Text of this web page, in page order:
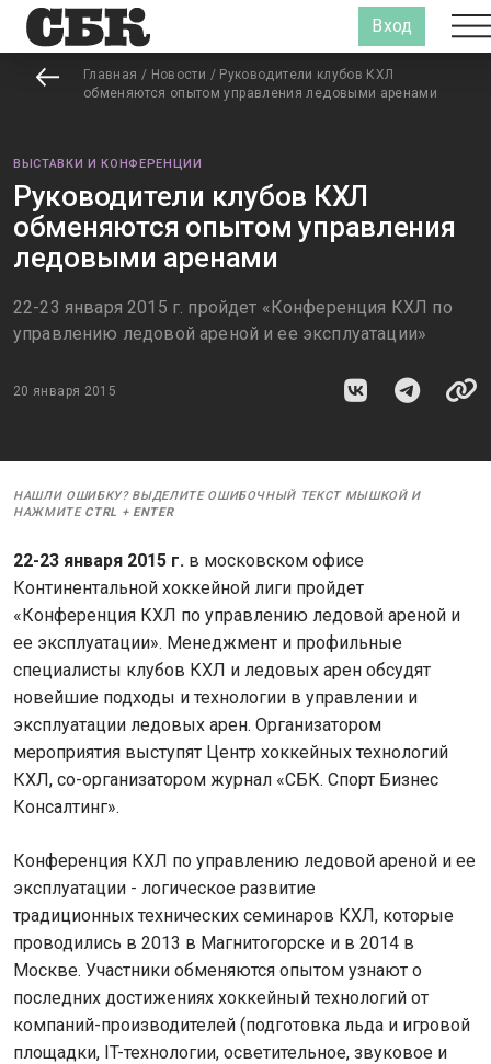
Вход
Главная / Новости / Руководители клубов КХЛ
обменяются опытом управления ледовыми аренами
ВЫСТАВКИ И КОНФЕРЕНЦИИ
Руководители клубов КХЛ
обменяются опытом управления
ледовыми аренами
22-23 января 2015 г. пройдет «Конференция КХЛ по
управлению ледовой ареной и ее эксплуатации»
20 января 2015
НАШЛИ ОШИБКУ? ВЫДЕЛИТЕ ОШИБОЧНЫЙ ТЕКСТ МЫШКОЙ И
НАЖМИТЕ CTRL + ENTER
22-23 января 2015 г. в московском офисе
Континентальной хоккейной лиги пройдет
«Конференция КХЛ по управлению ледовой ареной и
ее эксплуатации». Менеджмент и профильные
специалисты клубов КХЛ и ледовых арен обсудят
новейшие подходы и технологии в управлении и
эксплуатации ледовых арен. Организатором
мероприятия выступят Центр хоккейных технологий
КХЛ, со-организатором журнал «СБК. Спорт Бизнес
Консалтинг».
Конференция КХЛ по управлению ледовой ареной и ее
эксплуатации - логическое развитие
традиционных технических семинаров КХЛ, которые
проводились в 2013 в Магнитогорске и в 2014 в
Москве. Участники обменяются опытом узнают о
последних достижениях хоккейный технологий от
компаний-производителей (подготовка льда и игровой
площадки, IT-технологии, осветительное, звуковое и